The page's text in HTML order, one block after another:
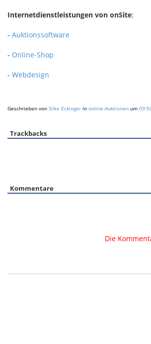
Internetdienstleistungen von onSite:
- Auktionssoftware
- Online-Shop
- Webdesign
Geschrieben von Silke Eckinger in online-Auktionen um
Trackbacks
Kommentare
Die